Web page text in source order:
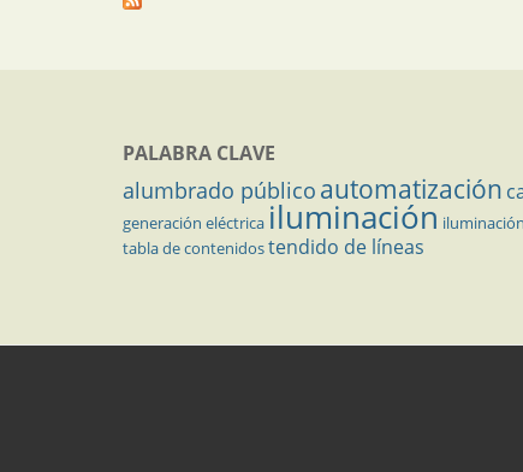
PALABRA CLAVE
alumbrado público automatización
generación eléctrica iluminación
tabla de contenidostendido de líneas